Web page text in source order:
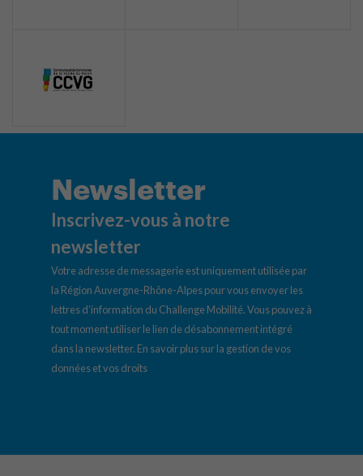
Newsletter
Inscrivez-vous à notre
newsletter
Votre adresse de messagerie est uniquement utilisée par
la Région Auvergne-Rhône-Alpes pour vous envoyer les
lettres d’information du Challenge Mobilité. Vous pouvez à
tout moment utiliser le lien de désabonnement intégré
dans la newsletter. En savoir plus sur la gestion de vos
données et vos droits